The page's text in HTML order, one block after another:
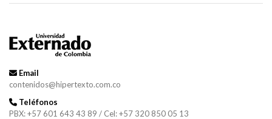
Email
contenidos@hipertexto.com.co
Teléfonos
PBX: +57 601 643 43 89 / Cel: +57 320 850 05 13